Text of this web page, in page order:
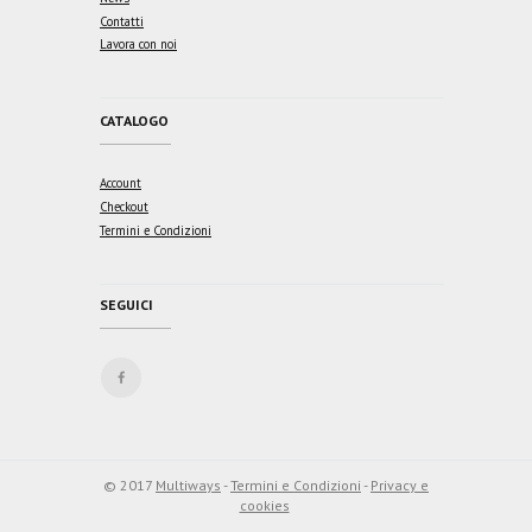
Contatti
Lavora con noi
CATALOGO
Account
Checkout
Termini e Condizioni
SEGUICI
© 2017 Multiways -Termini e Condizioni - Privacy e
cookies